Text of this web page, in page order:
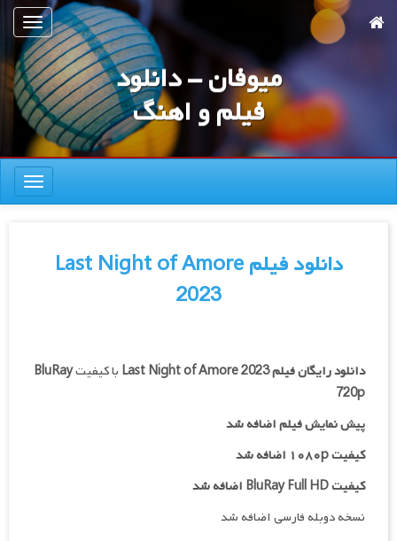
ناوبری
میوفان - دانلود
فیلم و اهنگ
ناوبری
دانلود فیلم Last Night of Amore
2023
دانلود رایگان فیلمLast Night of Amore 2023 با کیفیتBluRay
720p
پیش نمایش فیلم اضافه شد
کیفیت ۱۰۸۰p اضافه شد
کیفیت BluRay Full HD اضافه شد
نسخه دوبله فارسی اضافه شد